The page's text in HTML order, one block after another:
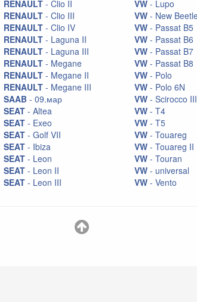
RENAULT- Clio II
RENAULT- Clio III
RENAULT- Clio IV
RENAULT- Laguna II
RENAULT- Laguna III
RENAULT- Megane
RENAULT- Megane II
RENAULT- Megane III
SAAB- 09.мар
SEAT- Altea
SEAT- Exeo
SEAT- Golf VII
SEAT- Ibiza
SEAT- Leon
SEAT- Leon II
SEAT- Leon III
VW - Lupo
VW - New
VW - Passat B5
VW - Passat B6
VW - Passat B7
VW - Passat B8
VW - Polo
VW - Polo 6N
VW - Scirocco III
VW - T4
VW - T5
VW - Touareg
VW - Touareg II
VW - Touran
VW - universal
VW - Vento